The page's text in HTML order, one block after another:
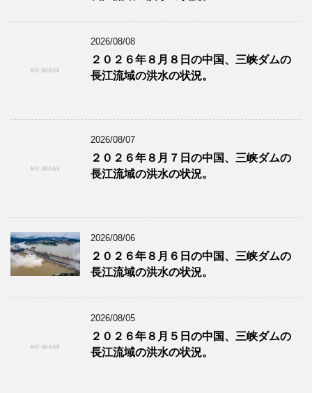
2026/08/08
２０２６年８月８日の中国、三峡ダムの
長江流域の洪水の状況。
2026/08/07
２０２６年８月７日の中国、三峡ダムの
長江流域の洪水の状況。
2026/08/06
２０２６年８月６日の中国、三峡ダムの
長江流域の洪水の状況。
2026/08/05
２０２６年８月５日の中国、三峡ダムの
長江流域の洪水の状況。